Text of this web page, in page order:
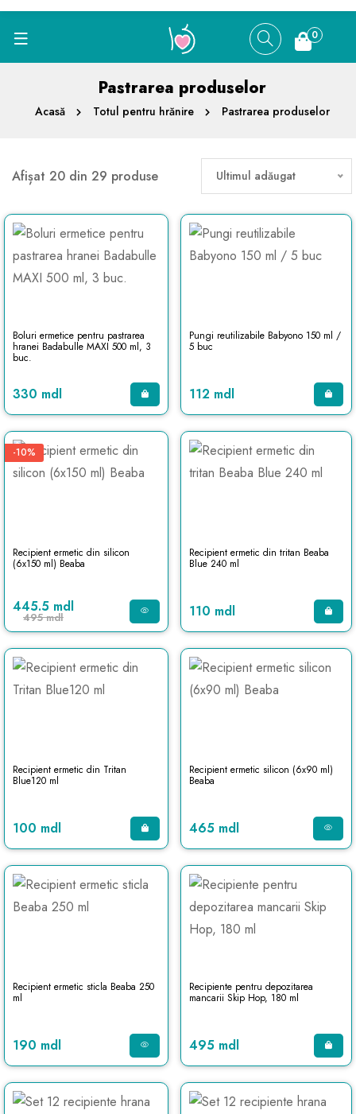
0
Pastrarea produselor
Acasă Totul pentru hrănire Pastrarea produselor
Afișat 20 din 29 produse Ultimul adăugat
Boluri ermetice pentru pastrarea
hranei Badabulle MAXI 500 ml, 3
buc.
330 mdl
Pungi reutilizabile Babyono 150 ml /
5 buc
112 mdl
-10%
Recipient ermetic din silicon
(6x150 ml) Beaba
445.5 mdl
495 mdl
Recipient ermetic din tritan Beaba
Blue 240 ml
110 mdl
Recipient ermetic din Tritan
Blue120 ml
100 mdl
Recipient ermetic silicon (6x90 ml)
Beaba
465 mdl
Recipient ermetic sticla Beaba 250
ml
190 mdl
Recipiente pentru depozitarea
mancarii Skip Hop, 180 ml
495 mdl